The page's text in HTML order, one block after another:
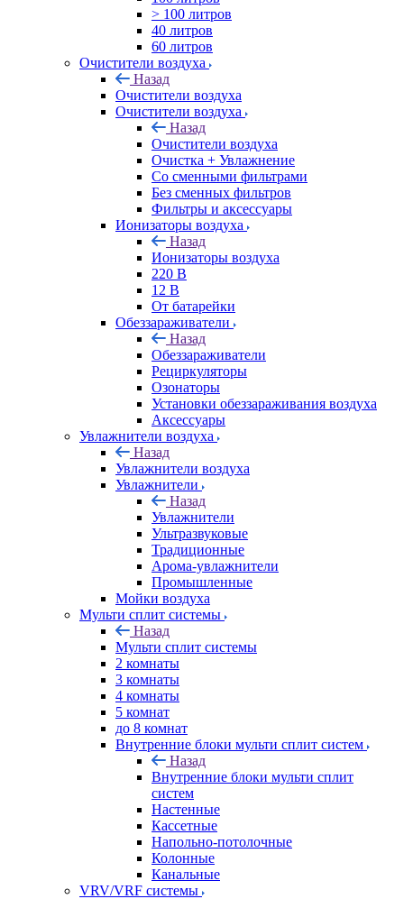
> 100 литров
40 литров
60 литров
Очистители воздуха
Назад
Очистители воздуха
Очистители воздуха
Назад
Очистители воздуха
Очистка + Увлажнение
Cо сменными фильтрами
Без сменных фильтров
Фильтры и аксессуары
Ионизаторы воздуха
Назад
Ионизаторы воздуха
220 В
12 В
От батарейки
Обеззараживатели
Назад
Обеззараживатели
Рециркуляторы
Озонаторы
Установки обеззараживания воздуха
Аксессуары
Увлажнители воздуха
Назад
Увлажнители воздуха
Увлажнители
Назад
Увлажнители
Ультразвуковые
Традиционные
Арома-увлажнители
Промышленные
Мойки воздуха
Мульти сплит системы
Назад
Мульти сплит системы
2 комнаты
3 комнаты
4 комнаты
5 комнат
до 8 комнат
Внутренние блоки мульти сплит систем
Назад
Внутренние блоки мульти сплит
систем
Настенные
Кассетные
Напольно-потолочные
Колонные
Канальные
VRV/VRF системы